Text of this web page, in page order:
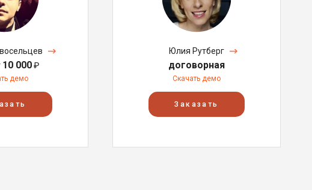
10 000₽
демо
Юлия Рутберг
договорная
Скачать демо
Заказать